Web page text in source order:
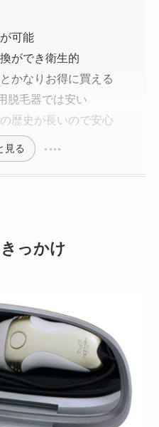
可能
ができ衛生的
かなりお得に買える
脱毛器では安い
歴史が長いので安心
見る
っかけ